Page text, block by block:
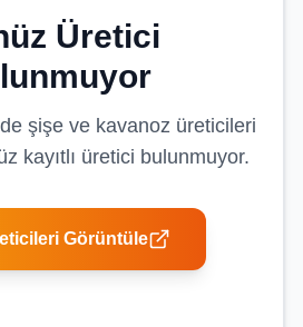
Üretici
şişe ve kavanoz üreticileri
kayıtlı üretici bulunmuyor.
Görüntüle